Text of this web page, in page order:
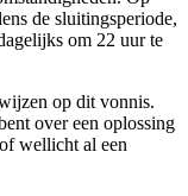
de sluitingsperiode,
om 22 uur te
op dit vonnis.
over een oplossing
wellicht al een